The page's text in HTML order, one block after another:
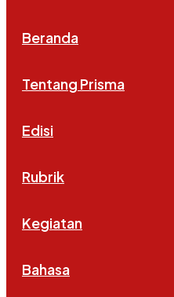
Beranda
Tentang Prisma
Edisi
Rubrik
Kegiatan
Bahasa